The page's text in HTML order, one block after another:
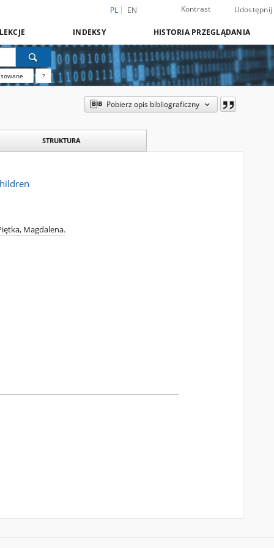
PL EN Kontrast Udostępnij
INDEKSY HISTORIA PRZEGLĄDANIA
?
Pobierz opis bibliograficzny
STRUKTURA
Magdalena.